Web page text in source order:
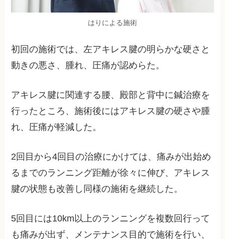
はりによる施術
初回の施術では、左アキレス腱の明らかな硬さと
動きの悪さ、腫れ、圧痛が認めらた。
アキレス腱に関連する腰、殿部と背中に鍼治療を
行ったところ、施術後にはアキレス腱の硬さや腫
れ、圧痛が軽減した。
2回目から4回目の治療にかけては、痛みが出始め
るまでのランニング距離が徐々に伸び、アキレス
腱の状態も改善し同様の施術を継続した。
5回目には10km以上のランニングを複数回行って
も痛みが出ず、メンテナンス目的で施術を行い、